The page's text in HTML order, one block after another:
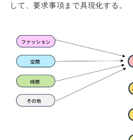
して、要求事項まで具現化する。